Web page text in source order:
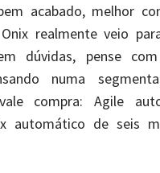
acabado, melhor
realmente veio
dúvidas, pense
numa
compra: Agile
automático de seis